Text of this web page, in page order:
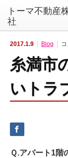
2017.1.9 Blog
糸
の
賃
経
相
談
ブ
ル
糸満市
いトラ
Ｑ.アパート1階